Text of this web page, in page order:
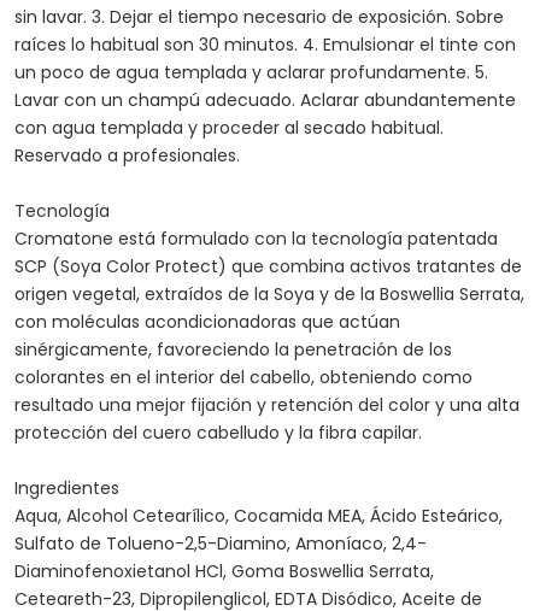
sin lavar. 3. Dejar el tiempo necesario de exposición. Sobre
raíces lo habitual son 30 minutos. 4. Emulsionar el tinte con
un poco de agua templada y aclarar profundamente. 5.
Lavar con un champú adecuado. Aclarar abundantemente
con agua templada y proceder al secado habitual.
Reservado a profesionales.
Tecnología
Cromatone está formulado con la tecnología patentada
SCP (Soya Color Protect) que combina activos tratantes de
origen vegetal, extraídos de la Soya y de la Boswellia Serrata,
con moléculas acondicionadoras que actúan
sinérgicamente, favoreciendo la penetración de los
colorantes en el interior del cabello, obteniendo como
resultado una mejor fijación y retención del color y una alta
protección del cuero cabelludo y la fibra capilar.
Ingredientes
Aqua, Alcohol Cetearílico, Cocamida MEA, Ácido Esteárico,
Sulfato de Tolueno-2,5-Diamino, Amoníaco, 2,4-
Diaminofenoxietanol HCl, Goma Boswellia Serrata,
Ceteareth-23, Dipropilenglicol, EDTA Disódico, Aceite de